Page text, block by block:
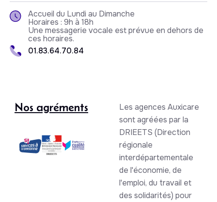
Accueil du Lundi au Dimanche
Horaires : 9h à 18h
Une messagerie vocale est prévue en dehors de
ces horaires.
01.83.64.70.84
Nos agréments
Les agences Auxicare
sont agréées par la
DRIEETS (Direction
régionale
interdépartementale
de l'économie, de
l'emploi, du travail et
des solidarités) pour